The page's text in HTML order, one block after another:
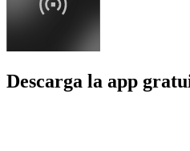
Descarga la app